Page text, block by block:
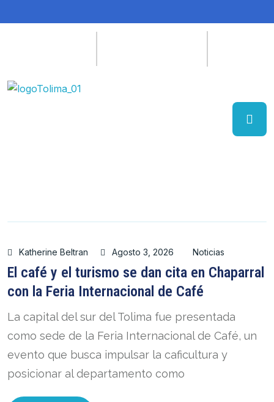
Katherine Beltran Agosto 3, 2026 Noticias
El café y el turismo se dan cita en Chaparral
con la Feria Internacional de Café
La capital del sur del Tolima fue presentada
como sede de la Feria Internacional de Café, un
evento que busca impulsar la caficultura y
posicionar al departamento como